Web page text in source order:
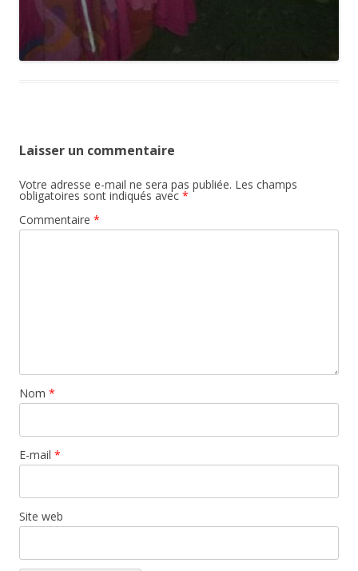
Laisser un commentaire
Votre adresse e-mail ne sera pas publiée. Les champs
obligatoires sont indiqués avec *
Commentaire *
Nom *
E-mail *
Site web